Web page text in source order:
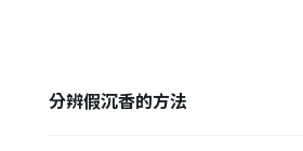
分辨假沉香的方法